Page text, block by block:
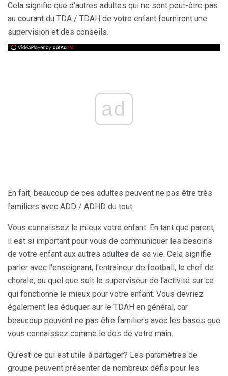
Cela signifie que d'autres adultes qui ne sont peut-être pas
au courant du TDA / TDAH de votre enfant fourniront une
supervision et des conseils.
ad
En fait, beaucoup de ces adultes peuvent ne pas être très
familiers avec ADD / ADHD du tout.
Vous connaissez le mieux votre enfant. En tant que parent,
il est si important pour vous de communiquer les besoins
de votre enfant aux autres adultes de sa vie. Cela signifie
parler avec l'enseignant, l'entraîneur de football, le chef de
chorale, ou quel que soit le superviseur de l'activité sur ce
qui fonctionne le mieux pour votre enfant. Vous devriez
également les éduquer sur le TDAH en général, car
beaucoup peuvent ne pas être familiers avec les bases que
vous connaissez comme le dos de votre main.
Qu'est-ce qui est utile à partager? Les paramètres de
groupe peuvent présenter de nombreux défis pour les